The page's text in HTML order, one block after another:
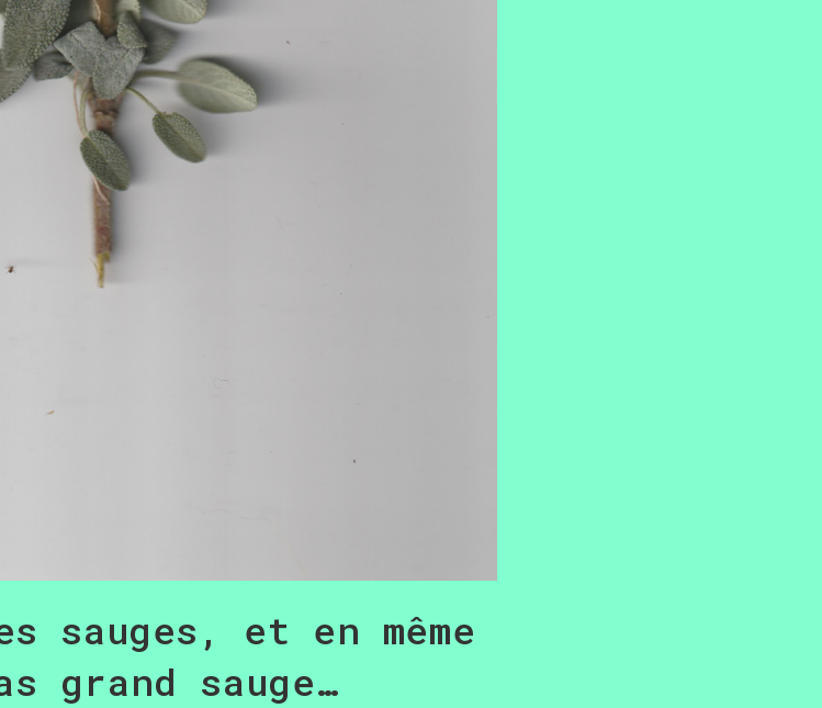
sauges, et en même
grand sauge…